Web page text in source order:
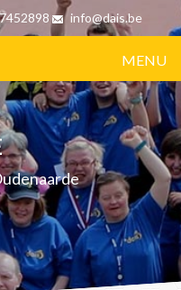
info@dais.be
MENU